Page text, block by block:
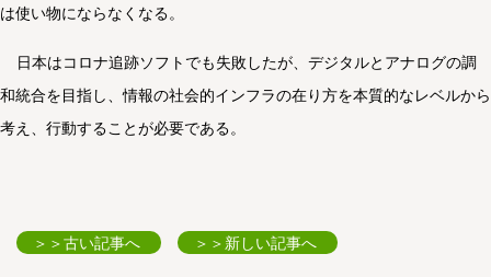
は使い物にならなくなる。
日本はコロナ追跡ソフトでも失敗したが、デジタルとアナログの調
和統合を目指し、情報の社会的インフラの在り方を本質的なレベルから
考え、行動することが必要である。
＞＞古い記事へ ＞＞新しい記事へ